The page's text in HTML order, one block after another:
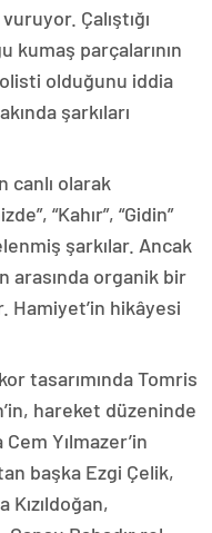
Çalıştığı
parçalarının
olduğunu iddia
şarkıları
canlı olarak
“Kahır”, “Gidin”
şarkılar. Ancak
arasında organik bir
Hamiyet’in hikâyesi
tasarımında Tomris
hareket düzeninde
Cem Yılmazer’in
başka Ezgi Çelik,